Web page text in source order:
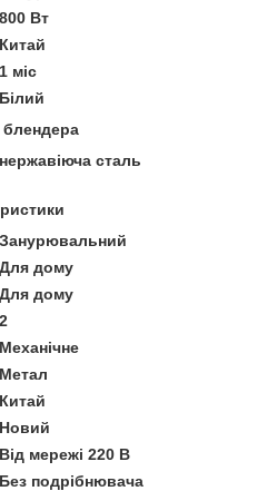
800 Вт
Китай
1 міс
Білий
блендера
нержавіюча сталь
Занурювальний
Для дому
Для дому
2
Механічне
Метал
Китай
Новий
Від мережі 220 В
Без подрібнювача